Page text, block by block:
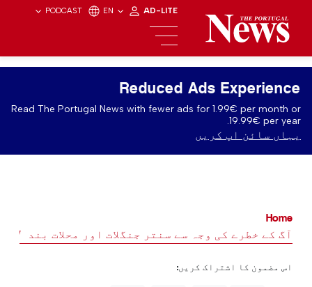
PODCAST EN AD-LITE
Reduced Ads Experience
Read The Portugal News with fewer ads for 1.99€ per month or
19.99€ per year.
یہاں سائن اپ کریں
Home
آگ کے خطرے کی وجہ سے سنتر جنگلات اور محلات بند
اس مضمون کا اشتراک کریں: